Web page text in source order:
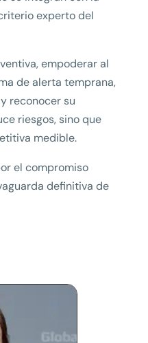
experto del
empoderar al
de alerta temprana,
reconocer su
riesgos, sino que
medible.
el compromiso
definitiva de